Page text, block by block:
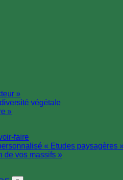
»
végétale
»
faire
« Etudes paysagères
de vos massifs »